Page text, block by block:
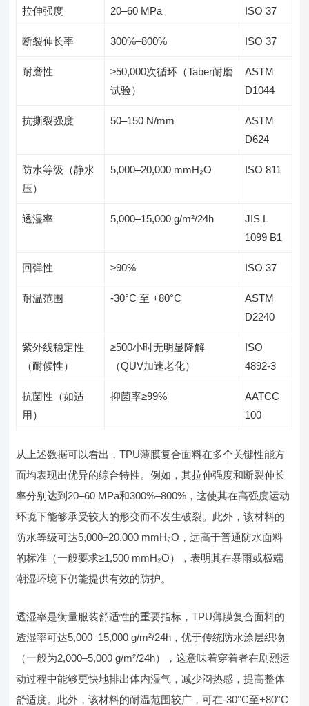
拉伸强度 20–60 MPa ISO 37
断裂伸长率 300%–800% ISO 37
耐磨性
≥50,000次循环（Taber耐磨
试验）
ASTM
D1044
抗撕裂强度 50–150 N/mm
ASTM
D624
防水等级（静水
压）
5,000–20,000 mmH₂O ISO 811
透湿率 5,000–15,000 g/m²/24h
JIS L
1099 B1
回弹性 ≥90% ISO 37
耐温范围 -30°C 至 +80°C
ASTM
D2240
紫外线稳定性
（耐候性）
≥500小时无明显降解
（QUV加速老化）
ISO
4892-3
抗菌性（如适
用）
抑菌率≥99%
AATCC
100
从上述数据可以看出，TPU薄膜复合面料在多个关键性能方
面均表现出优异的综合特性。例如，其拉伸强度和断裂伸长
率分别达到20–60 MPa和300%–800%，这使其在高强度运动
环境下能够承受较大的形变而不发生破裂。此外，该材料的
防水等级可达5,000–20,000 mmH₂O，远高于普通防水面料
的标准（一般要求≥1,500 mmH₂O），表明其在暴雨或极端
潮湿环境下仍能提供有效的防护。
透湿率是衡量服装舒适性的重要指标，TPU薄膜复合面料的
透湿率可达5,000–15,000 g/m²/24h，优于传统防水涂层织物
（一般为2,000–5,000 g/m²/24h），这意味着穿着者在剧烈运
动过程中能够更快地排出体内湿气，减少闷热感，提高整体
舒适度。此外，该材料的耐温范围较广，可在-30°C至+80°C